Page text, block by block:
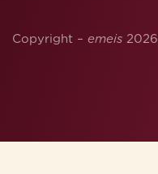
Copyright – emeis 2026